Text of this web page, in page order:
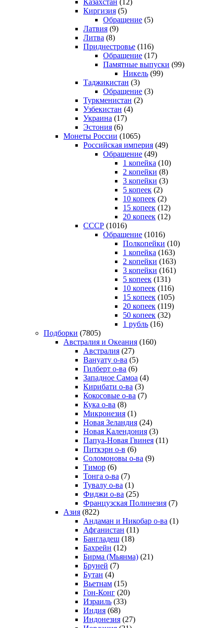
Киргизия (5)
Обращение (5)
Латвия (9)
Литва (8)
Приднестровье (116)
Обращение (17)
Памятные выпуски (99)
Никель (99)
Таджикистан (3)
Обращение (3)
Туркменистан (2)
Узбекистан (4)
Украина (17)
Эстония (6)
Монеты России (1065)
Российская империя (49)
Обращение (49)
1 копейка (10)
2 копейки (8)
3 копейки (3)
5 копеек (2)
10 копеек (2)
15 копеек (12)
20 копеек (12)
СССР (1016)
Обращение (1016)
Полкопейки (10)
1 копейка (163)
2 копейки (163)
3 копейки (161)
5 копеек (131)
10 копеек (116)
15 копеек (105)
20 копеек (119)
50 копеек (32)
1 рубль (16)
Подборки (7805)
Австралия и Океания (160)
Австралия (27)
Вануату о-ва (5)
Гилберт о-ва (6)
Западное Самоа (4)
Кирибати о-ва (3)
Кокосовые о-ва (7)
Кука о-ва (8)
Микронезия (1)
Новая Зеландия (24)
Новая Календония (3)
Папуа-Новая Гвинея (11)
Питкэрн о-в (6)
Соломоновы о-ва (9)
Тимор (6)
Тонга о-ва (7)
Тувалу о-ва (1)
Фиджи о-ва (25)
Французская Полинезия (7)
Азия (822)
Андаман и Никобар о-ва (1)
Афганистан (11)
Бангладеш (18)
Бахрейн (12)
Бирма (Мьянма) (21)
Бруней (7)
Бутан (4)
Вьетнам (15)
Гон-Конг (20)
Израиль (33)
Индия (68)
Индонезия (27)